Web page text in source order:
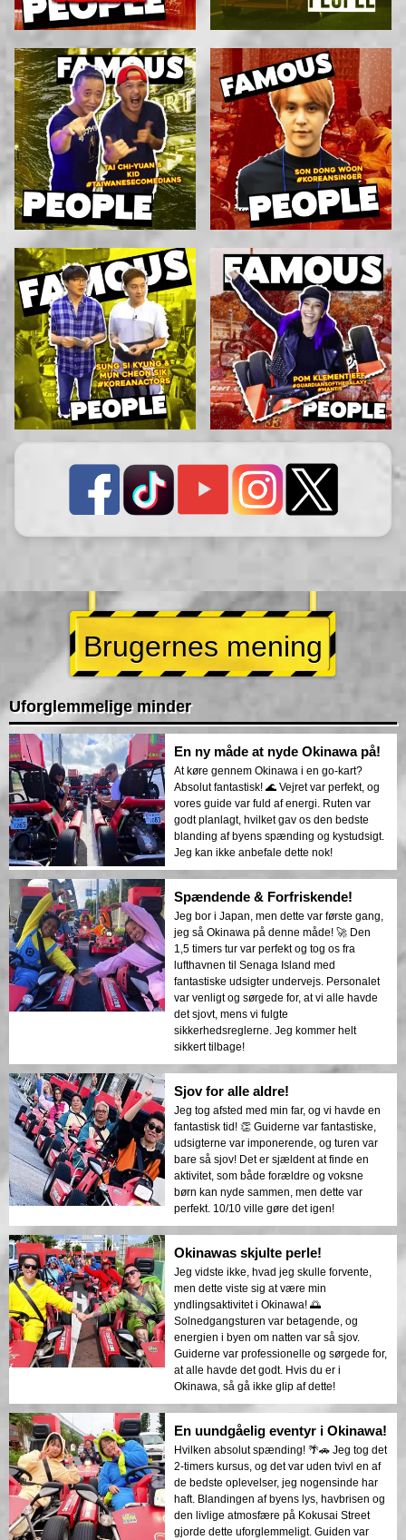
Brugernes mening
Uforglemmelige minder
En ny måde at nyde Okinawa på!
At køre gennem Okinawa i en go-kart?
Absolut fantastisk! 🌊 Vejret var perfekt, og
vores guide var fuld af energi. Ruten var
godt planlagt, hvilket gav os den bedste
blanding af byens spænding og kystudsigt.
Jeg kan ikke anbefale dette nok!
Spændende & Forfriskende!
Jeg bor i Japan, men dette var første gang,
jeg så Okinawa på denne måde! 🚀 Den
1,5 timers tur var perfekt og tog os fra
lufthavnen til Senaga Island med
fantastiske udsigter undervejs. Personalet
var venligt og sørgede for, at vi alle havde
det sjovt, mens vi fulgte
sikkerhedsreglerne. Jeg kommer helt
sikkert tilbage!
Sjov for alle aldre!
Jeg tog afsted med min far, og vi havde en
fantastisk tid! 👏 Guiderne var fantastiske,
udsigterne var imponerende, og turen var
bare så sjov! Det er sjældent at finde en
aktivitet, som både forældre og voksne
børn kan nyde sammen, men dette var
perfekt. 10/10 ville gøre det igen!
Okinawas skjulte perle!
Jeg vidste ikke, hvad jeg skulle forvente,
men dette viste sig at være min
yndlingsaktivitet i Okinawa! 🌅
Solnedgangsturen var betagende, og
energien i byen om natten var så sjov.
Guiderne var professionelle og sørgede for,
at alle havde det godt. Hvis du er i
Okinawa, så gå ikke glip af dette!
En uundgåelig eventyr i Okinawa!
Hvilken absolut spænding! 🌴🚗 Jeg tog det
2-timers kursus, og det var uden tvivl en af
de bedste oplevelser, jeg nogensinde har
haft. Blandingen af byens lys, havbrisen og
den livlige atmosfære på Kokusai Street
gjorde dette uforglemmeligt. Guiden var